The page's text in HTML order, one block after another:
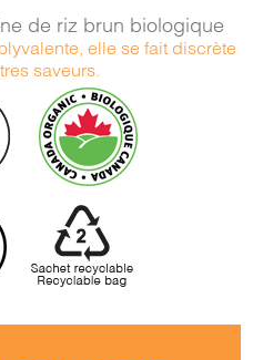
de riz brun biologique
elle se fait discrète
saveurs.